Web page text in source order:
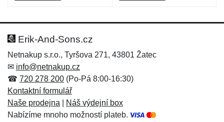
Erik-And-Sons.cz
Netnakup s.r.o., Tyršova 271, 43801 Žatec
✉ info@netnakup.cz
☎ 720 278 200 (Po-Pá 8:00-16:30)
Kontaktní formulář
Naše prodejna
Náš výdejní box
Nabízíme mnoho možností plateb.